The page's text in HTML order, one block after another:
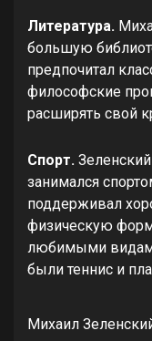
Литература.
большую
предпочитал
философские
расширять свой
Спорт.
занимался
поддерживал
физическую
любимыми
были теннис и
Михаил